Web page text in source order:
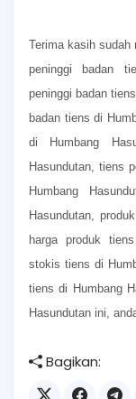
Terima kasih sudah
peninggi badan
peninggi badan
badan tiens di
di Humbang
Hasundutan, tiens
Humbang
Hasundutan,
harga produk
stokis tiens di
tiens di Humbang
Hasundutan ini,
Bagikan: